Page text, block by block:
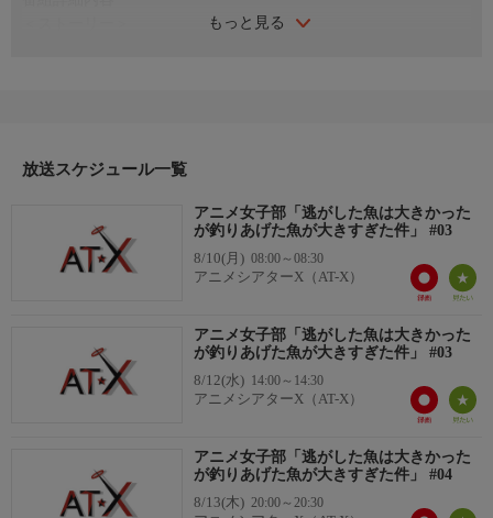
もっと見る
たところ、王立学園の卒業パーティーの場で初対面の王子レナー
マリーア・アンノヴァッツィ(通称ミミ)：芹澤 優／レナート・デ
ィ・ルビーニ：田丸篤志／アイーダ・アメーティス：早見沙織／
プラチド・ディ・ルビーニ：梅田修一朗／ライモンド・チガー
シャーリ：前田佳織里／ロザリア・ピノッティ：大久保瑠美／ミ
ミ父：稲田 徹／ルビーニ王妃：甲斐田裕子／ゴッフレード：濱
野大輝／マッキオ：駒田 航
放送スケジュール一覧
アニメ女子部「逃がした魚は大きかった
が釣りあげた魚が大きすぎた件」 #03
8/10(月) 08:00～08:30
アニメシアターX（AT-X）
アニメ女子部「逃がした魚は大きかった
が釣りあげた魚が大きすぎた件」 #03
8/12(水) 14:00～14:30
アニメシアターX（AT-X）
アニメ女子部「逃がした魚は大きかった
が釣りあげた魚が大きすぎた件」 #04
8/13(木) 20:00～20:30